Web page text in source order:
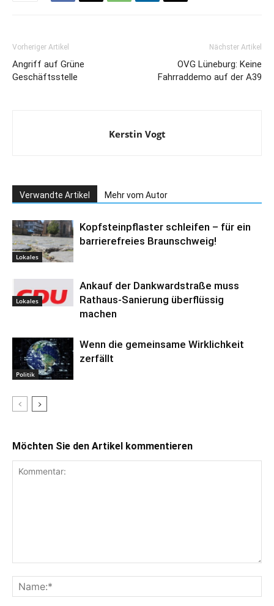
Vorheriger Artikel
Angriff auf Grüne
Geschäftsstelle
Nächster Artikel
OVG Lüneburg: Keine
Fahrraddemo auf der A39
Kerstin Vogt
Verwandte Artikel Mehr vom Autor
Lokales
Kopfsteinpflaster schleifen – für ein
barrierefreies Braunschweig!
Lokales
Ankauf der Dankwardstraße muss
Rathaus-Sanierung überflüssig
machen
Politik
Wenn die gemeinsame Wirklichkeit
zerfällt
Möchten Sie den Artikel kommentieren